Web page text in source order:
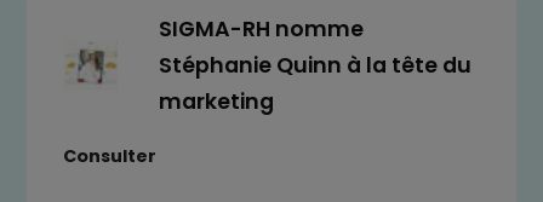
SIGMA-RH nomme
Stéphanie Quinn à la tête du
marketing
Consulter